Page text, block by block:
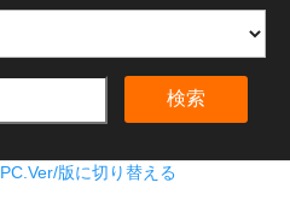
検索
PC.Ver/版に切り替える